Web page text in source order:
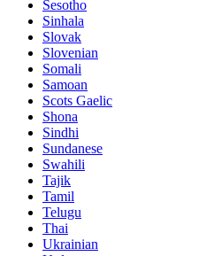
Sesotho
Sinhala
Slovak
Slovenian
Somali
Samoan
Scots Gaelic
Shona
Sindhi
Sundanese
Swahili
Tajik
Tamil
Telugu
Thai
Ukrainian